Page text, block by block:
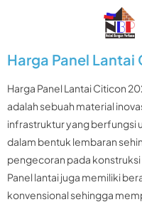
Harga Panel
Harga Panel Lantai Citicon
adalah sebuah material
infrastruktur yang berfungsi
dalam bentuk lembaran
pengecoran pada
Panel lantai juga memiliki
konvensional sehingga